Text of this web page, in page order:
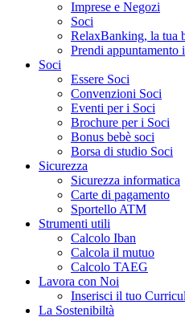
Imprese e Negozi
Soci
RelaxBanking, la tua
Prendi
Soci
Essere Soci
Convenzioni Soci
Eventi per i Soci
Brochure per i Soci
Bonus bebè soci
Borsa di studio Soci
Sicurezza
Sicurezza informatica
Carte di pagamento
Sportello ATM
Strumenti utili
Calcolo Iban
Calcola il mutuo
Calcolo TAEG
Lavora con Noi
Inserisci il tuo
La Sostenibiltà